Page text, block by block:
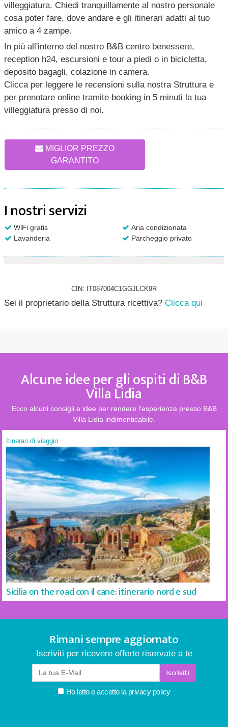
villeggiatura. Chiedi tranquillamente al nostro personale
cosa poter fare, dove andare e gli itinerari adatti al tuo
amico a 4 zampe.
In più all'interno del nostro B&B centro benessere,
reception h24, escursioni e tour a piedi o in bicicletta,
deposito bagagli, colazione in camera.
Clicca per leggere le recensioni sulla nostra Struttura e
per prenotare online tramite booking in 5 minuti la tua
villeggiatura presso di noi.
MIGLIOR PREZZO
GARANTITO
I nostri servizi
WiFi gratis
Aria condizionata
Lavanderia
Parcheggio privato
CIN: IT087004C1GGJLCK9R
Sei il proprietario della Struttura ricettiva? Clicca qui
Alcune idee per gli ospiti di B&B
Villa Lidia
Ecco alcuni consigli e idee per rendere l'esperienza presso B&B
Villa Lidia indimenticabile.
Itinerari di viaggio
Sicilia on the road con il cane: itinerario nord e sud
Rimani sempre aggiornato
Iscriviti per ricevere offerte riservate a te
Iscriviti
Ho letto e accetto la privacy policy